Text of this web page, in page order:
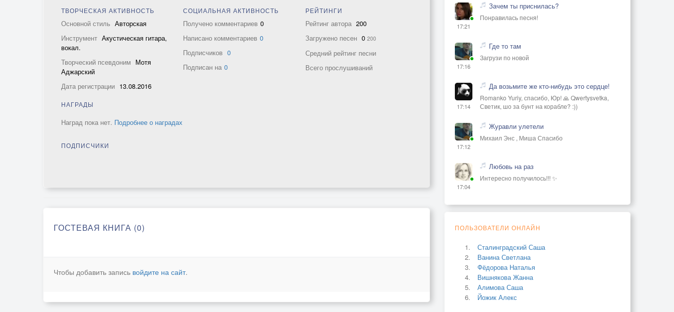
ТВОРЧЕСКАЯ АКТИВНОСТЬ
Основной стиль Авторская
Инструмент Акустическая гитара,
вокал.
Творческий псевдоним Мотя
Аджарский
Дата регистрации 13.08.2016
СОЦИАЛЬНАЯ АКТИВНОСТЬ
Получено комментариев 0
Написано комментариев 0
Подписчиков 0
Подписан на 0
РЕЙТИНГИ
Рейтинг автора 200
Загружено песен 0 200
Средний рейтинг песни
Всего прослушиваний
НАГРАДЫ
Наград пока нет. Подробнее о наградах
ПОДПИСЧИКИ
ГОСТЕВАЯ КНИГА (0)
Чтобы добавить запись войдите на сайт.
17:21
Зачем ты приснилась?
Понравилась песня!
17:16
Где то там
Загрузи по новой
17:14
Да возьмите же кто-нибудь это сердце!
Romanko Yuriy, спасибо, Юр! 🙏 Qwertysvetka,
Светик, шо за бунт на корабле? :))
17:12
Журавли улетели
Михаил Энс , Миша Спасибо
17:04
Любовь на раз
Интересно получилось!!! ✨
ПОЛЬЗОВАТЕЛИ ОНЛАЙН
Сталинградский Саша
Ванина Светлана
Фёдорова Наталья
Вишнякова Жанна
Алимова Саша
Йожик Алекс